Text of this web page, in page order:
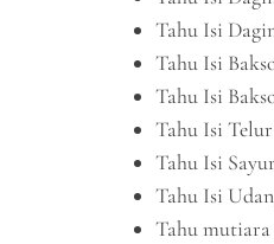
Tahu Isi
Tahu Isi
Tahu Isi
Tahu Isi
Tahu Isi
Tahu Isi
Tahu